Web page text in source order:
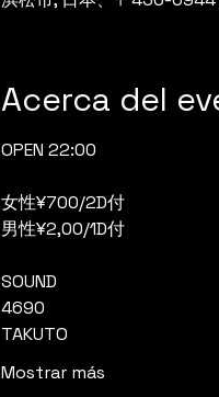
Acerca del
OPEN 22:00
女性¥700/2D付
男性¥2,00/1D付
SOUND
4690
TAKUTO
Mostrar más